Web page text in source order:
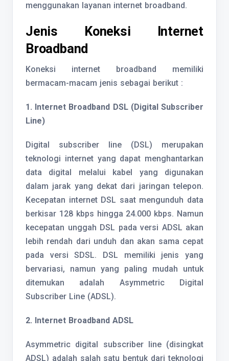
menggunakan layanan internet broadband.
Jenis Koneksi Internet
Broadband
Koneksi internet broadband memiliki
bermacam-macam jenis sebagai berikut :
1. Internet Broadband DSL (Digital Subscriber
Line)
Digital subscriber line (DSL) merupakan
teknologi internet yang dapat menghantarkan
data digital melalui kabel yang digunakan
dalam jarak yang dekat dari jaringan telepon.
Kecepatan internet DSL saat mengunduh data
berkisar 128 kbps hingga 24.000 kbps. Namun
kecepatan unggah DSL pada versi ADSL akan
lebih rendah dari unduh dan akan sama cepat
pada versi SDSL. DSL memiliki jenis yang
bervariasi, namun yang paling mudah untuk
ditemukan adalah Asymmetric Digital
Subscriber Line (ADSL).
2. Internet Broadband ADSL
Asymmetric digital subscriber line (disingkat
ADSL) adalah salah satu bentuk dari teknologi